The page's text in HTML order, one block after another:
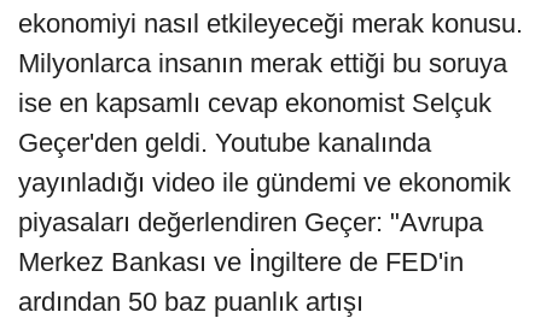
ekonomiyi nasıl etkileyeceği merak konusu.
Milyonlarca insanın merak ettiği bu soruya
ise en kapsamlı cevap ekonomist Selçuk
Geçer'den geldi. Youtube kanalında
yayınladığı video ile gündemi ve ekonomik
piyasaları değerlendiren Geçer: "Avrupa
Merkez Bankası ve İngiltere de FED'in
ardından 50 baz puanlık artışı